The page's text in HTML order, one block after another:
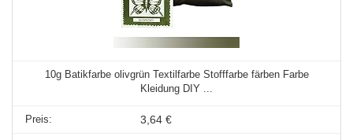
10g Batikfarbe olivgrün Textilfarbe Stofffarbe färben Farbe
Kleidung DIY ...
3,64 €